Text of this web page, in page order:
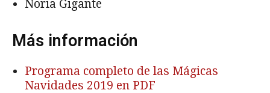
Noria Gigante
Más información
Programa completo de las Mágicas
Navidades 2019 en PDF